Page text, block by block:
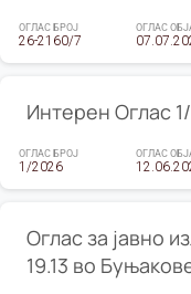
ОГЛАС БРОЈ
26-2160/7
ОГЛАС
Интерен Оглас
ОГЛАС БРОЈ
1/2026
ОГЛАС
Оглас за јавно
19.13 во